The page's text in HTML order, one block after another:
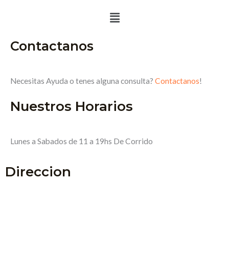
Menú
Contactanos
Necesitas Ayuda o tenes alguna consulta? Contactanos!
Nuestros Horarios
Lunes a Sabados de 11 a 19hs De Corrido
Direccion